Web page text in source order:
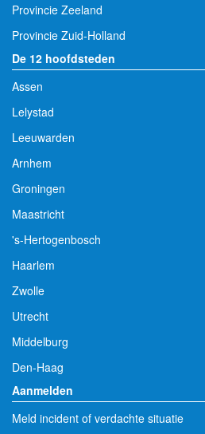
Provincie Zeeland
Provincie Zuid-Holland
De 12 hoofdsteden
Assen
Lelystad
Leeuwarden
Arnhem
Groningen
Maastricht
's-Hertogenbosch
Haarlem
Zwolle
Utrecht
Middelburg
Den-Haag
Aanmelden
Meld incident of verdachte situatie